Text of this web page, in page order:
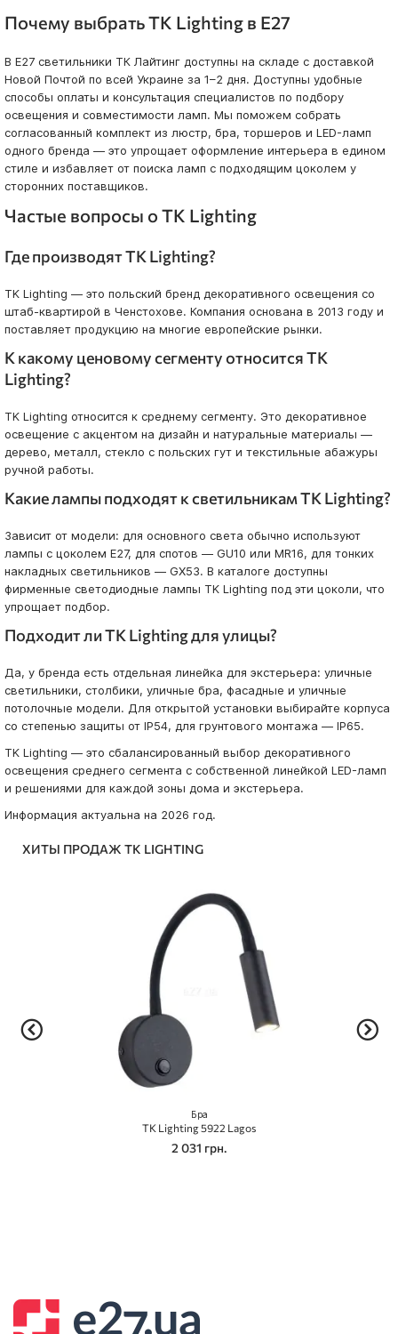
Почему выбрать TK Lighting в E27
В E27 светильники ТК Лайтинг доступны на складе с доставкой
Новой Почтой по всей Украине за 1–2 дня. Доступны удобные
способы оплаты и консультация специалистов по подбору
освещения и совместимости ламп. Мы поможем собрать
согласованный комплект из люстр, бра, торшеров и LED-ламп
одного бренда — это упрощает оформление интерьера в едином
стиле и избавляет от поиска ламп с подходящим цоколем у
сторонних поставщиков.
Частые вопросы о TK Lighting
Где производят TK Lighting?
TK Lighting — это польский бренд декоративного освещения со
штаб-квартирой в Ченстохове. Компания основана в 2013 году и
поставляет продукцию на многие европейские рынки.
К какому ценовому сегменту относится TK
Lighting?
TK Lighting относится к среднему сегменту. Это декоративное
освещение с акцентом на дизайн и натуральные материалы —
дерево, металл, стекло с польских гут и текстильные абажуры
ручной работы.
Какие лампы подходят к светильникам TK Lighting?
Зависит от модели: для основного света обычно используют
лампы с цоколем E27, для спотов — GU10 или MR16, для тонких
накладных светильников — GX53. В каталоге доступны
фирменные светодиодные лампы TK Lighting под эти цоколи, что
упрощает подбор.
Подходит ли TK Lighting для улицы?
Да, у бренда есть отдельная линейка для экстерьера: уличные
светильники, столбики, уличные бра, фасадные и уличные
потолочные модели. Для открытой установки выбирайте корпуса
со степенью защиты от IP54, для грунтового монтажа — IP65.
TK Lighting — это сбалансированный выбор декоративного
освещения среднего сегмента с собственной линейкой LED-ламп
и решениями для каждой зоны дома и экстерьера.
Информация актуальна на 2026 год.
ХИТЫ ПРОДАЖ TK LIGHTING
Бра
TK Lighting 5922 Lagos
2 031 грн.